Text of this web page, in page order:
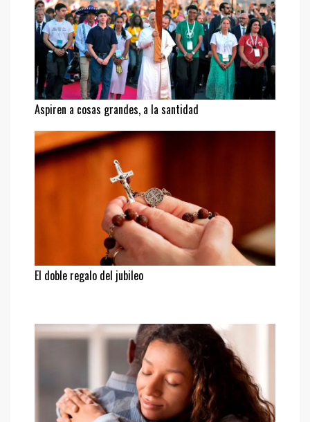
Aspiren a cosas grandes, a la santidad
El doble regalo del jubileo